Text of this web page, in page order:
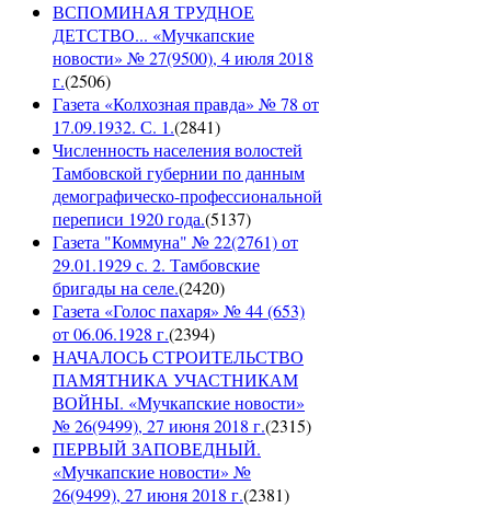
ВСПОМИНАЯ ТРУДНОЕ
ДЕТСТВО... «Мучкапские
новости» № 27(9500), 4 июля 2018
г.(2506)
Газета «Колхозная правда» № 78 от
17.09.1932. С. 1.(2841)
Численность населения волостей
Тамбовской губернии по данным
демографическо-профессиональной
переписи 1920 года.(5137)
Газета "Коммуна" № 22(2761) от
29.01.1929 с. 2. Тамбовские
бригады на селе.(2420)
Газета «Голос пахаря» № 44 (653)
от 06.06.1928 г.(2394)
НАЧАЛОСЬ СТРОИТЕЛЬСТВО
ПАМЯТНИКА УЧАСТНИКАМ
ВОЙНЫ. «Мучкапские новости»
№ 26(9499), 27 июня 2018 г.(2315)
ПЕРВЫЙ ЗАПОВЕДНЫЙ.
«Мучкапские новости» №
26(9499), 27 июня 2018 г.(2381)